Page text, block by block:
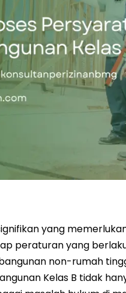
yang
peraturan yang
non-rumah
Kelas B tidak